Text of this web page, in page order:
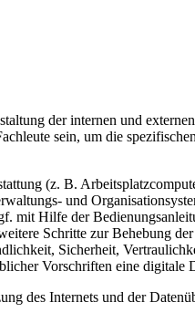
der internen und
sein, um die
(z. B.
und
mit Hilfe der
Schritte zur Behebung
Sicherheit,
Vorschriften eine digitale
des Internets und der